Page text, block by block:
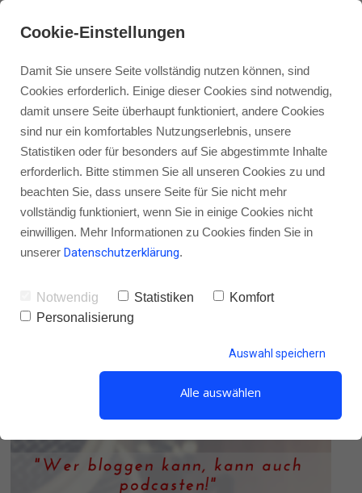
„Wer bloggen kann, kann auch
podcasten!“
Cookie-Einstellungen
Damit Sie unsere Seite vollständig nutzen können, sind
Cookies erforderlich. Einige dieser Cookies sind notwendig,
damit unsere Seite überhaupt funktioniert, andere Cookies
sind nur ein komfortables Nutzungserlebnis, unsere
Statistiken oder für besonders auf Sie abgestimmte Inhalte
erforderlich. Bitte stimmen Sie all unseren Cookies zu und
beachten Sie, dass unsere Seite für Sie nicht mehr
vollständig funktioniert, wenn Sie in einige Cookies nicht
einwilligen. Mehr Informationen zu Cookies finden Sie in
unserer Datenschutzerklärung.
Notwendig Statistiken
Komfort
Personalisierung
Auswahl speichern
Alle auswählen